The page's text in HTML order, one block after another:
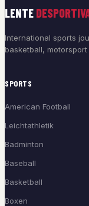
LENTE
International sports
basketball,
SPORTS
American Football
Leichtathletik
Badminton
Baseball
Basketball
Boxen